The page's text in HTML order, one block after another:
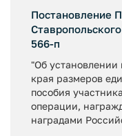
Постановление
566-п
"Об установлении
края размеров
пособия
операции,
наградами